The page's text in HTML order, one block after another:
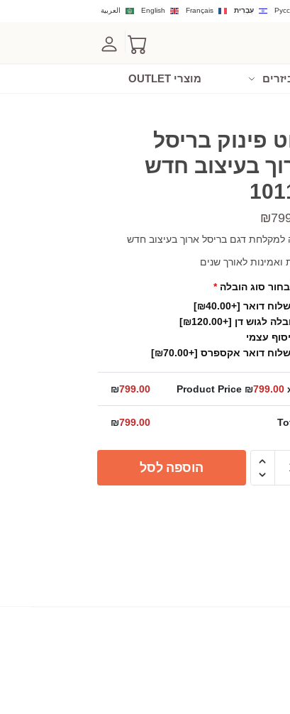
العربية English Français עִבְרִית
מוצרי OUTLET
פינוק בריסל
בעיצוב חדש
₪
למקלחת דגם בריסל ארוך בעיצוב חדש
ואמינות לאורך שנים
סוג הובלה *
דואר [+₪40.00]
לגוש דן [+₪120.00]
עצמי
דואר אקספרס [+₪70.00]
Product Price ₪799.00
₪799.00
₪799.00
הוספה לסל